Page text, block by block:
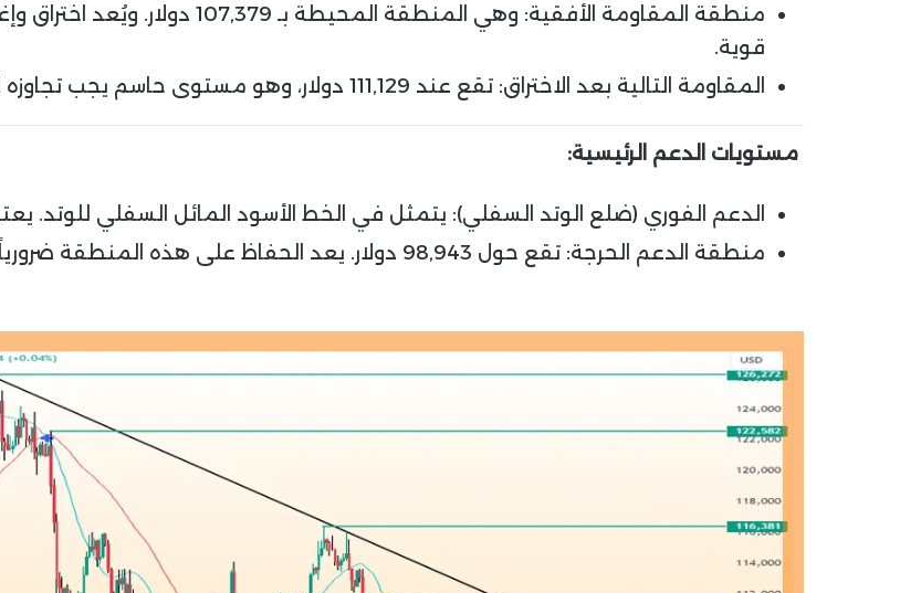
منطقة المقاومة الأفقية: وهي
قوية.
المقاومة التالية بعد الاختراق: تقع عند 111,129 دولار، وهو مستوى حاسم يجب تجاوزه للعودة إلى مستويات القمم السابقة.
مستويات الدعم الرئيسية:
الدعم الفوري (ضلع الوتد السفلي): يتمثل في الخط الأسود المائل السفلي للوتد.
منطقة الدعم الحرجة: تقع حول 98,943 دولار. يعد الحفاظ على هذه المنطقة ضرورياً لمنع فشل النموذج وتأكيد استمرار الاتجاه الهابط.